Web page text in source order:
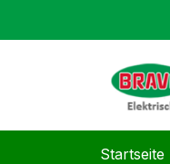
Mayer
Startseite